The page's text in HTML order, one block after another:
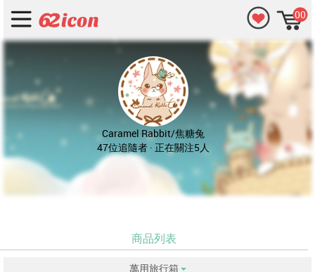
00
Caramel Rabbit/焦糖兔
47位追隨者 · 正在關注5人
商品列表
萬用旅行箱